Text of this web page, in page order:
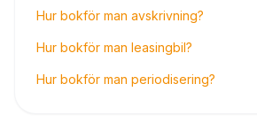
Hur bokför man avskrivning?
Hur bokför man leasingbil?
Hur bokför man periodisering?